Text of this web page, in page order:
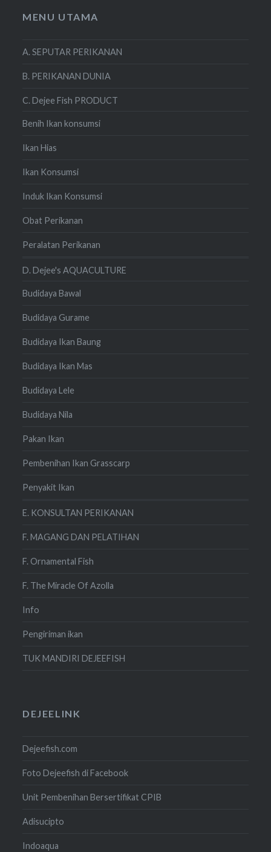
MENU UTAMA
A. SEPUTAR PERIKANAN
B. PERIKANAN DUNIA
C. Dejee Fish PRODUCT
Benih Ikan konsumsi
Ikan Hias
Ikan Konsumsi
Induk Ikan Konsumsi
Obat Perikanan
Peralatan Perikanan
D. Dejee's AQUACULTURE
Budidaya Bawal
Budidaya Gurame
Budidaya Ikan Baung
Budidaya Ikan Mas
Budidaya Lele
Budidaya Nila
Pakan Ikan
Pembenihan Ikan Grasscarp
Penyakit Ikan
E. KONSULTAN PERIKANAN
F. MAGANG DAN PELATIHAN
F. Ornamental Fish
F. The Miracle Of Azolla
Info
Pengiriman ikan
TUK MANDIRI DEJEEFISH
DEJEELINK
Dejeefish.com
Foto Dejeefish di Facebook
Unit Pembenihan Bersertifikat CPIB
Adisucipto
Indoaqua